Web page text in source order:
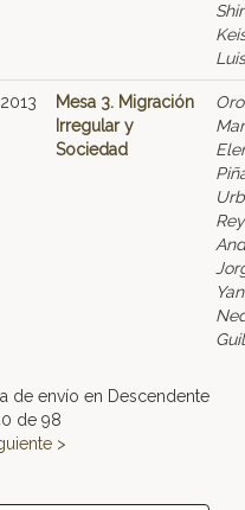
Mesa 3. Migración
Irregular y
Sociedad
de envío en Descendente
de 98
>